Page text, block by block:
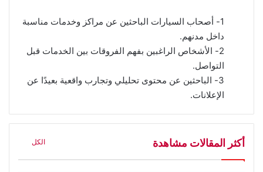
1- أصحاب السيارات الباحثين عن مراكز وخدمات مناسبة
داخل مدنهم.
2- الأشخاص الراغبين بفهم الفروقات بين الخدمات قبل
التواصل.
3- الباحثين عن محتوى تحليلي وتجارب واقعية بعيدًا عن
الإعلانات.
أكثر المقالات مشاهدة الكل